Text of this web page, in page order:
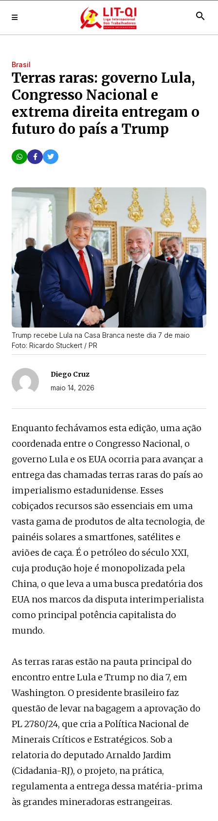
search
Brasil
Terras raras: governo Lula,
Congresso Nacional e
extrema direita entregam o
futuro do país a Trump
Trump recebe Lula na Casa Branca neste dia 7 de maio
Foto: Ricardo Stuckert / PR
Diego Cruz
maio 14, 2026
Enquanto fechávamos esta edição, uma ação
coordenada entre o Congresso Nacional, o
governo Lula e os EUA ocorria para avançar a
entrega das chamadas terras raras do país ao
imperialismo estadunidense. Esses
cobiçados recursos são essenciais em uma
vasta gama de produtos de alta tecnologia, de
painéis solares a smartfones, satélites e
aviões de caça. É o petróleo do século XXI,
cuja produção hoje é monopolizada pela
China, o que leva a uma busca predatória dos
EUA nos marcos da disputa interimperialista
como principal potência capitalista do
mundo.
As terras raras estão na pauta principal do
encontro entre Lula e Trump no dia 7, em
Washington. O presidente brasileiro faz
questão de levar na bagagem a aprovação do
PL 2780/24, que cria a Política Nacional de
Minerais Críticos e Estratégicos. Sob a
relatoria do deputado Arnaldo Jardim
(Cidadania-RJ), o projeto, na prática,
regulamenta a entrega dessa matéria-prima
às grandes mineradoras estrangeiras.